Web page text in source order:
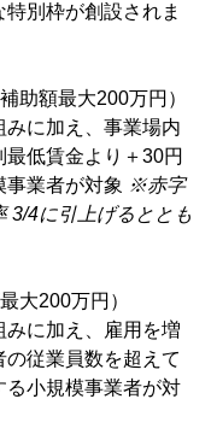
別枠が創設されま
助額最大200万円）
みに加え、事業場内
低賃金より＋30円
事業者が対象 ※赤字
3/4に引上げるととも
大200万円）
みに加え、雇用を増
従業員数を超えて
る小規模事業者が対